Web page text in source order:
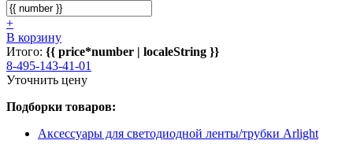
+
В корзину
Итого: {{ price*number | localeString }}
8-495-143-41-01
Уточнить цену
Подборки товаров:
Аксессуары для светодиодной ленты/трубки Arlight